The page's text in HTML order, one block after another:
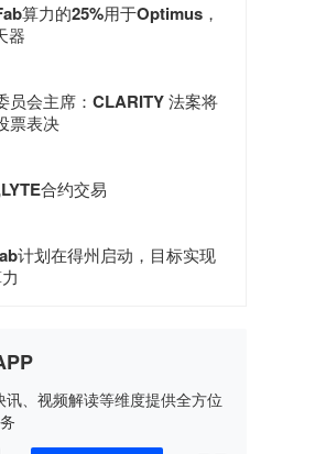
算力的25%用于Optimus，
器
员会主席：CLARITY 法案将
票表决
合约交易
计划在得州启动，目标实现
讯、视频解读等维度提供全方位